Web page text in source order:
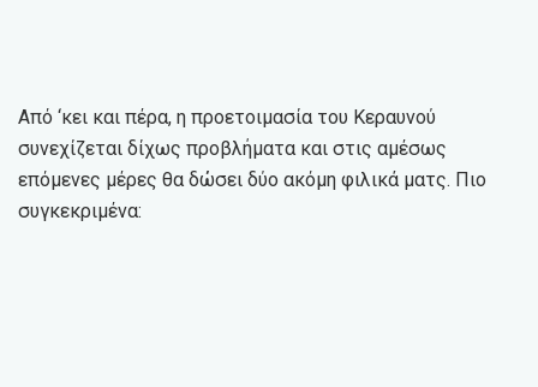
Από ‘κει και πέρα, η προετοιμασία του Κεραυνού
συνεχίζεται δίχως προβλήματα και στις αμέσως
επόμενες μέρες θα δώσει δύο ακόμη φιλικά ματς. Πιο
συγκεκριμένα: